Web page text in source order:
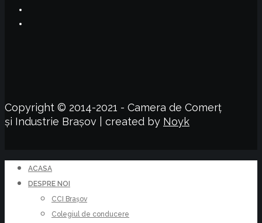
Copyright © 2014-2021 - Camera de Comerț
și Industrie Brașov | created by Noyk
ACASA
DESPRE NOI
CCI Brașov
Colegiul de conducere